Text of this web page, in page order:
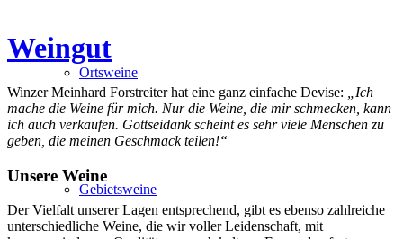
Ortsweine
Gebietsweine
Weingut
Winzer Meinhard Forstreiter hat eine ganz einfache Devise:
„Ich
mache die Weine für mich. Nur die Weine, die mir schmecken, kann
ich auch verkaufen. Gottseidank scheint es sehr viele Menschen zu
geben, die meinen Geschmack teilen!“
Unsere Weine
Der Vielfalt unserer Lagen entsprechend, gibt es ebenso zahlreiche
unterschiedliche Weine, die wir voller Leidenschaft, mit